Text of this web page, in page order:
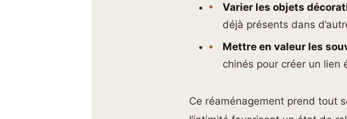
Varier les objets
déjà présents dans
Mettre en valeur les
chinés pour créer un lien
Ce réaménagement prend tout